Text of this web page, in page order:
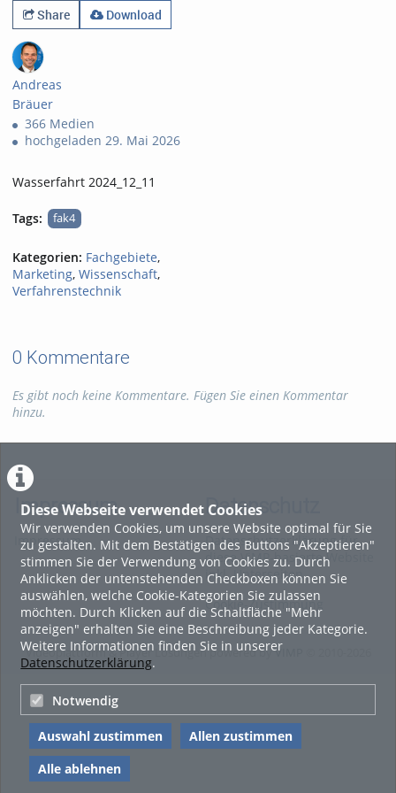
Diese Webseite verwendet Cookies
Wir verwenden Cookies, um unsere Website optimal für Sie
zu gestalten. Mit dem Bestätigen des Buttons "Akzeptieren"
stimmen Sie der Verwendung von Cookies zu. Durch
Anklicken der untenstehenden Checkboxen können Sie
auswählen, welche Cookie-Kategorien Sie zulassen
möchten. Durch Klicken auf die Schaltfläche "Mehr
anzeigen" erhalten Sie eine Beschreibung jeder Kategorie.
Weitere Informationen finden Sie in unserer
Datenschutzerklärung.
Notwendig
Auswahl zustimmen
Allen zustimmen
Alle ablehnen
Share
Download
Andreas
Bräuer
366 Medien
hochgeladen 29. Mai 2026
Wasserfahrt 2024_12_11
Tags: fak4
Kategorien: Fachgebiete,
Marketing, Wissenschaft,
Verfahrenstechnik
0 Kommentare
Es gibt noch keine Kommentare. Fügen Sie einen Kommentar
hinzu.
Impressum
Impressum
Datenschutz
Datenschutzerklärung für
diese ViMP-basierte Website
inkl. Unterseiten
Cookie-Zustimmung
Videoplattform & Player Lösungen powered byVIMP